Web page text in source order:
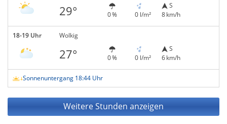
29° 0 % 0 l/m²
S
8 km/h
18-19 Uhr Wolkig
27° 0 % 0 l/m²
S
6 km/h
Sonnenuntergang 18:44 Uhr
Weitere Stunden anzeigen